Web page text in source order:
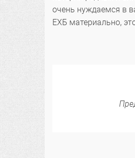
очень нуждаемся в
ЕХБ материально,